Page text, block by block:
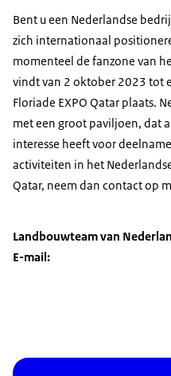
Bent u een Nederlandse
zich internationaal
momenteel de fanzone van
vindt van 2 oktober 2023 tot
Floriade EXPO Qatar plaats.
met een groot paviljoen, dat
interesse heeft voor
activiteiten in het
Qatar, neem dan contact op
Landbouwteam van
E-mail: